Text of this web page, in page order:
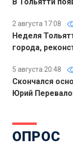
2 августа 17:08
Неделя
города,
5 августа 20:48
Скончался
Юрий
ОПРОС